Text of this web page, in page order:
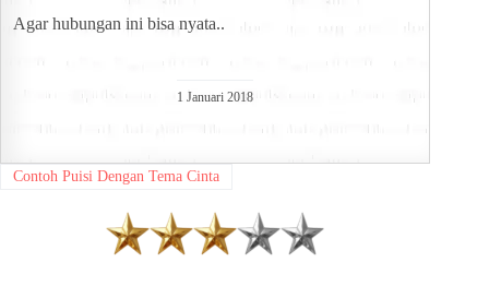
Agar hubungan ini bisa nyata..
1 Januari 2018
Contoh Puisi Dengan Tema Cinta